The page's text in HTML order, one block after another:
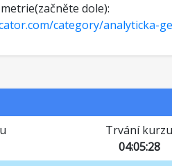
dole):
category/analyticka-
Trvání kurzu
04:05:28